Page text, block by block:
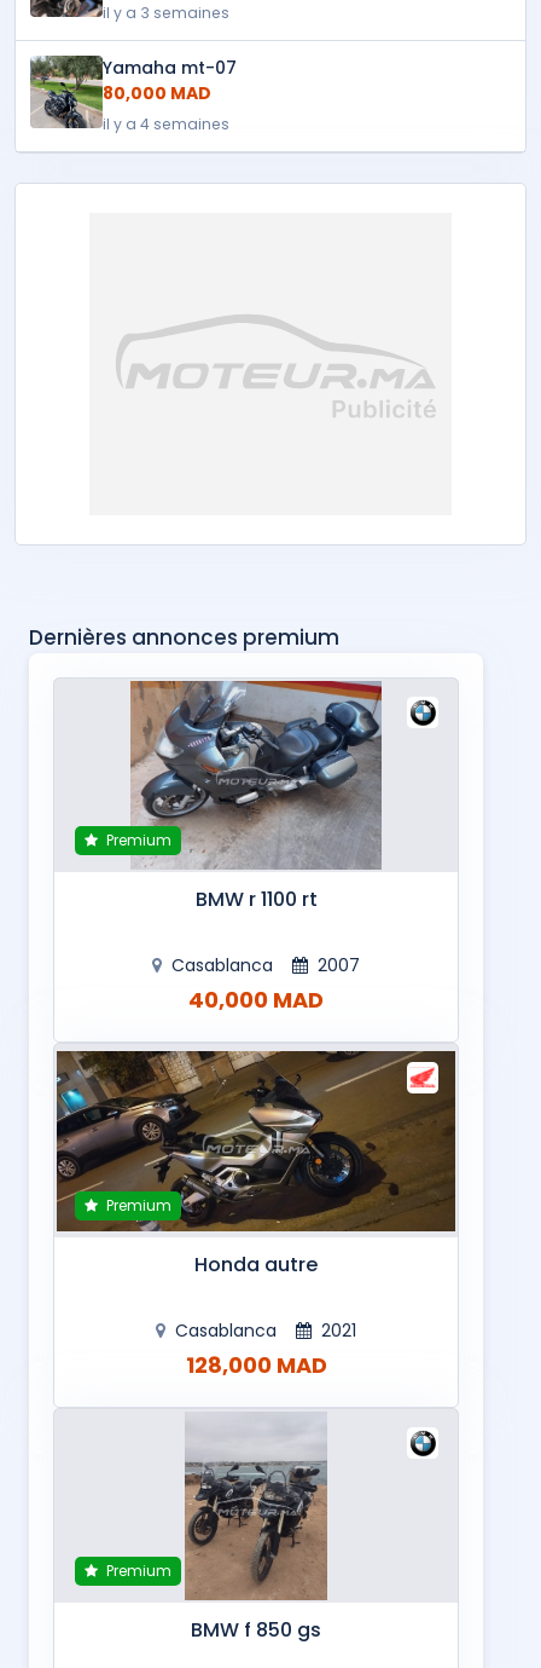
il y a 3 semaines
Yamaha mt-07
80,000 MAD
il y a 4 semaines
Dernières annonces premium
Premium
BMW r 1100 rt
Casablanca 2007
40,000 MAD
Premium
Honda autre
Casablanca 2021
128,000 MAD
Premium
BMW f 850 gs